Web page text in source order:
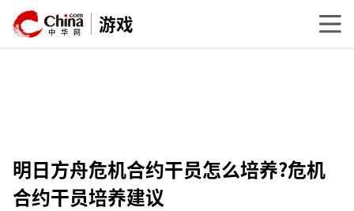
游戏
明日方舟危机合约干员怎么培养?危机
合约干员培养建议